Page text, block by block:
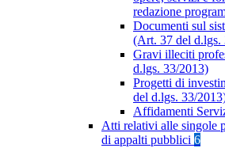
redazione
Documenti sul
(Art. 37 del d.lgs.
Gravi illeciti
d.lgs. 33/2013)
Progetti di
del d.lgs. 33/
Affidamenti
Atti relativi alle singole
di appalti pubblici 6